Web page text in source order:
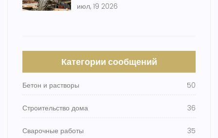
июл, 19 2026
Категории сообщений
Бетон и растворы 50
Строительство дома 36
Сварочные работы 35